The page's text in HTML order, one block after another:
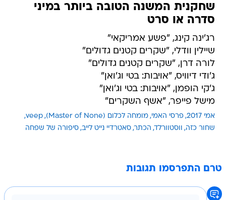
שחקנית המשנה הטובה ביותר במיני
סדרה או סרט
רג'ינה קינג, "פשע אמריקאי"
שיילין וודלי, "שקרים קטנים גדולים"
לורה דרן, "שקרים קטנים גדולים"
ג'ודי דיוויס, "אויבות: בטי וג'ואן"
ג'קי הופמן, "אויבות: בטי וג'ואן"
מישל פייפר, "אשף השקרים"
אמי 2017 פרסי האמי מומחה לכלום (Master of None)
veep
שחור כזה
ווסטוורלד הכתר סאטרדיי נייט לייב סיפורה של שפחה
טרם התפרסמו תגובות